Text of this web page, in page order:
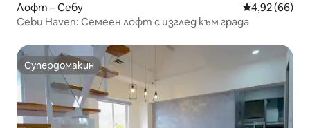
Лофт – Себу Средна
4,92 (66)
Cebu Haven: Семеен лофт с изглед към града
Супердомакин
Супердомакин